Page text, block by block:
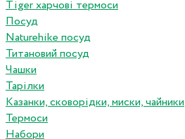
Tiger харчові термоси
Посуд
Naturehike посуд
Титановий посуд
Чашки
Тарілки
Казанки, сковорідки, миски, чайники
Термоси
Набори